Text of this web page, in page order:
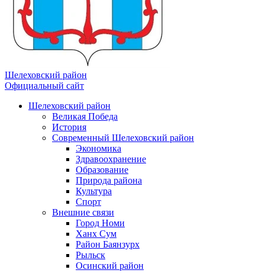
Шелеховский район
Официальный сайт
Шелеховский район
Великая Победа
История
Современный Шелеховский район
Экономика
Здравоохранение
Образование
Природа района
Культура
Спорт
Внешние связи
Город Номи
Ханх Сум
Район Баянзурх
Рыльск
Осинский район